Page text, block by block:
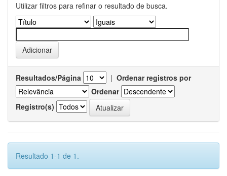
Utilizar filtros para refinar o resultado de busca.
Resultados/Página | Ordenar registros por
Ordenar
Registro(s)
Resultado 1-1 de 1.